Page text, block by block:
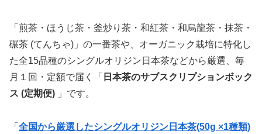
「煎茶・ほうじ茶・釜炒り茶・和紅茶・和烏龍茶・抹茶・
碾茶 (てんちゃ)」の一番茶や、オーガニック栽培に特化し
た全15品種のシングルオリジン日本茶などから厳選、毎
月１回・定額で届く「 日本茶のサブスクリプションボック
ス (定期便) 」です。
「 全国から厳選したシングルオリジン日本茶(50g ×1種類)